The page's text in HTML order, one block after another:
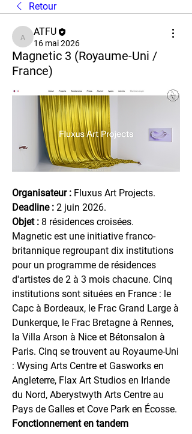
Retour
ATFU
ATFU
16 mai 2026
Magnetic 3 (Royaume-Uni /
France)
Organisateur : Fluxus Art Projects.
Deadline : 2 juin 2026.
Objet : 8 résidences croisées.
Magnetic est une initiative franco-
britannique regroupant dix institutions
pour un programme de résidences
d'artistes de 2 à 3 mois chacune. Cinq
institutions sont situées en France : le
Capc à Bordeaux, le Frac Grand Large à
Dunkerque, le Frac Bretagne à Rennes,
la Villa Arson à Nice et Bétonsalon à
Paris. Cinq se trouvent au Royaume-Uni
: Wysing Arts Centre et Gasworks en
Angleterre, Flax Art Studios en Irlande
du Nord, Aberystwyth Arts Centre au
Pays de Galles et Cove Park en Écosse.
Fonctionnement en tandem